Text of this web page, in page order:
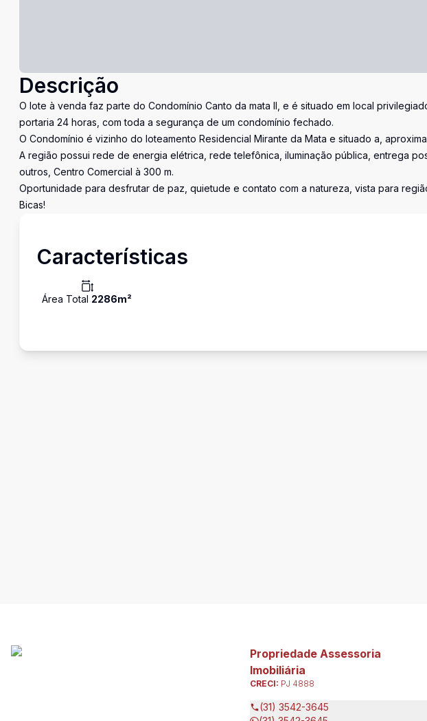
Descrição
O lote à venda faz parte do Condomínio Canto da mata II, e é situado em local
portaria 24 horas, com toda a segurança de um condomínio fechado.
O Condomínio é vizinho do loteamento Residencial Mirante da Mata e situado a,
A região possui rede de energia elétrica, rede telefônica, iluminação pública, entrega
outros, Centro Comercial à 300 m.
Oportunidade para desfrutar de paz, quietude e contato com a natureza, vista para
Bicas!
Características
Área Total 2286m²
Propriedade Assessoria
Imobiliária
CRECI: PJ 4888
(31) 3542-3645